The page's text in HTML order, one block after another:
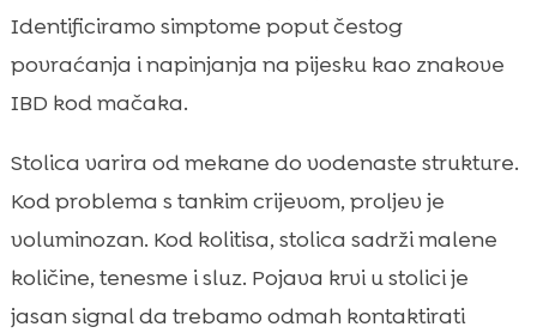
Identificiramo simptome poput čestog
povraćanja i napinjanja na pijesku kao znakove
IBD kod mačaka.
Stolica varira od mekane do vodenaste strukture.
Kod problema s tankim crijevom, proljev je
voluminozan. Kod kolitisa, stolica sadrži malene
količine, tenesme i sluz. Pojava krvi u stolici je
jasan signal da trebamo odmah kontaktirati